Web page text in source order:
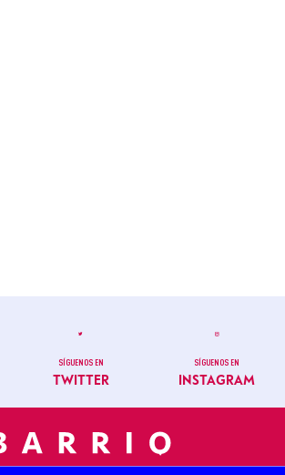
SÍGUENOS EN
TWITTER
SÍGUENOS EN
INSTAGRAM